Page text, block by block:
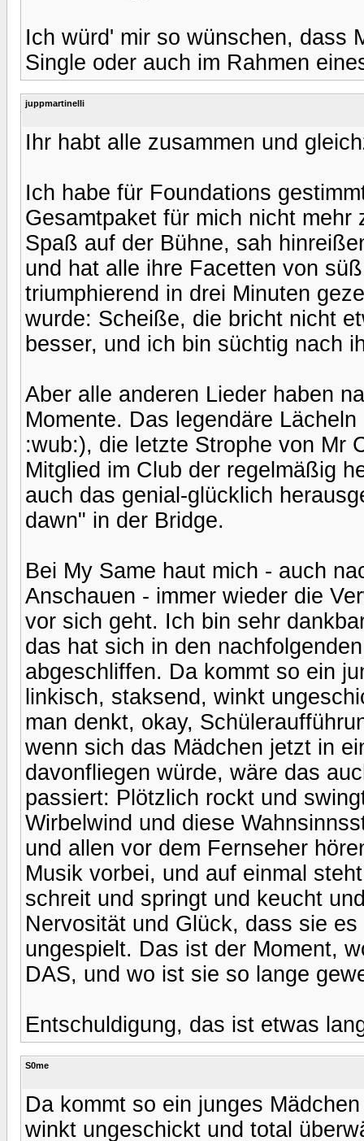
Ich würd' mir so wünschen, dass
Single oder auch im Rahmen
juppmartinelli
Ihr habt alle zusammen und
Ich habe für Foundations
Gesamtpaket für mich nicht
Spaß auf der Bühne, sah
und hat alle ihre Facetten von
triumphierend in drei Minuten
wurde: Scheiße, die bricht nicht
besser, und ich bin süchtig nach
Aber alle anderen Lieder haben
Momente. Das legendäre
:wub:), die letzte Strophe von Mr
Mitglied im Club der regelmäßig
auch das genial-glücklich
dawn" in der Bridge.
Bei My Same haut mich - auch
Anschauen - immer wieder die
vor sich geht. Ich bin sehr
das hat sich in den
abgeschliffen. Da kommt so ein
linkisch, staksend, winkt
man denkt, okay,
wenn sich das Mädchen jetzt in
davonfliegen würde, wäre das
passiert: Plötzlich rockt und
Wirbelwind und diese
und allen vor dem Fernseher
Musik vorbei, und auf einmal
schreit und springt und keucht
Nervosität und Glück, dass sie
ungespielt. Das ist der Moment,
DAS, und wo ist sie so lange
Entschuldigung, das ist etwas
S0me
Da kommt so ein junges
winkt ungeschickt und total